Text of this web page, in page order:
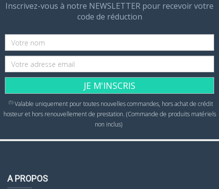
Inscrivez-vous à notre NEWSLETTER pour recevoir votre
code de réduction
JE M'INSCRIS
(1)Valable uniquement pour toutes nouvelles commandes, hors achat de crédit
hosteur et hors renouvellement de prestation. (Commande de produits matériels
non inclus)
A PROPOS